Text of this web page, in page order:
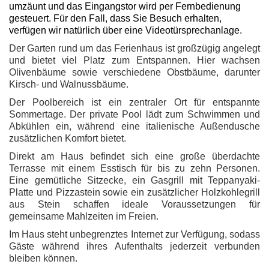
umzäunt und das Eingangstor wird per Fernbedienung
gesteuert. Für den Fall, dass Sie Besuch erhalten,
verfügen wir natürlich über eine Videotürsprechanlage.
Der Garten rund um das Ferienhaus ist großzügig angelegt
und bietet viel Platz zum Entspannen. Hier wachsen
Olivenbäume sowie verschiedene Obstbäume, darunter
Kirsch- und Walnussbäume.
Der Poolbereich ist ein zentraler Ort für entspannte
Sommertage. Der private Pool lädt zum Schwimmen und
Abkühlen ein, während eine italienische Außendusche
zusätzlichen Komfort bietet.
Direkt am Haus befindet sich eine große überdachte
Terrasse mit einem Esstisch für bis zu zehn Personen.
Eine gemütliche Sitzecke, ein Gasgrill mit Teppanyaki-
Platte und Pizzastein sowie ein zusätzlicher Holzkohlegrill
aus Stein schaffen ideale Voraussetzungen für
gemeinsame Mahlzeiten im Freien.
Im Haus steht unbegrenztes Internet zur Verfügung, sodass
Gäste während ihres Aufenthalts jederzeit verbunden
bleiben können.